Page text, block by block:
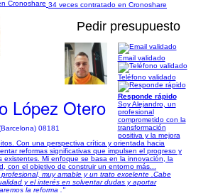
34 veces contratado en Cronoshare
Pedir presupuesto
López Otero
08181
Email validado
Teléfono validado
Responde rápido
Soy Alejandro, un
profesional
comprometido con la
transformación
positiva y la mejora
Con una perspectiva crítica y orientada hacia
reformas significativas que impulsen el progreso y
existentes. Mi enfoque se basa en la innovación, la
con el objetivo de construir un entorno más...
profesional, muy amable y un trato excelente .Cabe
y el interés en solventar dudas y aportar
la reforma ."